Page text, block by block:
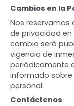
Cambios en la
Nos
de privacidad
cambio será
vigencia de
periódicamente
informado
personal.
Contáctenos